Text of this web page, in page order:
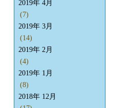
2019年 4月
(7)
2019年 3月
(14)
2019年 2月
(4)
2019年 1月
(8)
2018年 12月